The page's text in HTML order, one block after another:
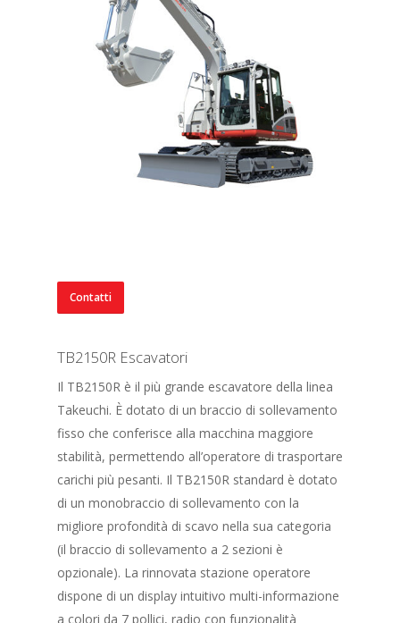
Contatti
TB2150R Escavatori
Il TB2150R è il più grande escavatore della linea
Takeuchi. È dotato di un braccio di sollevamento
fisso che conferisce alla macchina maggiore
stabilità, permettendo all’operatore di trasportare
carichi più pesanti. Il TB2150R standard è dotato
di un monobraccio di sollevamento con la
migliore profondità di scavo nella sua categoria
(il braccio di sollevamento a 2 sezioni è
opzionale). La rinnovata stazione operatore
dispone di un display intuitivo multi-informazione
a colori da 7 pollici, radio con funzionalità